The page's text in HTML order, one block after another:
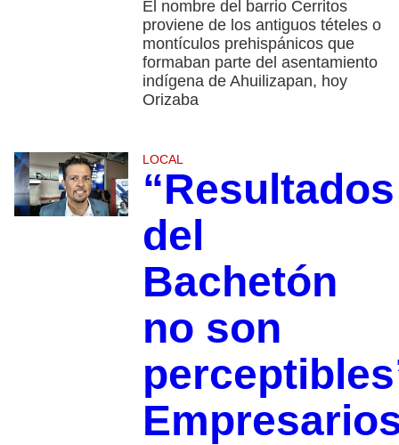
El nombre del barrio Cerritos
proviene de los antiguos tételes o
montículos prehispánicos que
formaban parte del asentamiento
indígena de Ahuilizapan, hoy
Orizaba
LOCAL
“Resultados
del
Bachetón
no son